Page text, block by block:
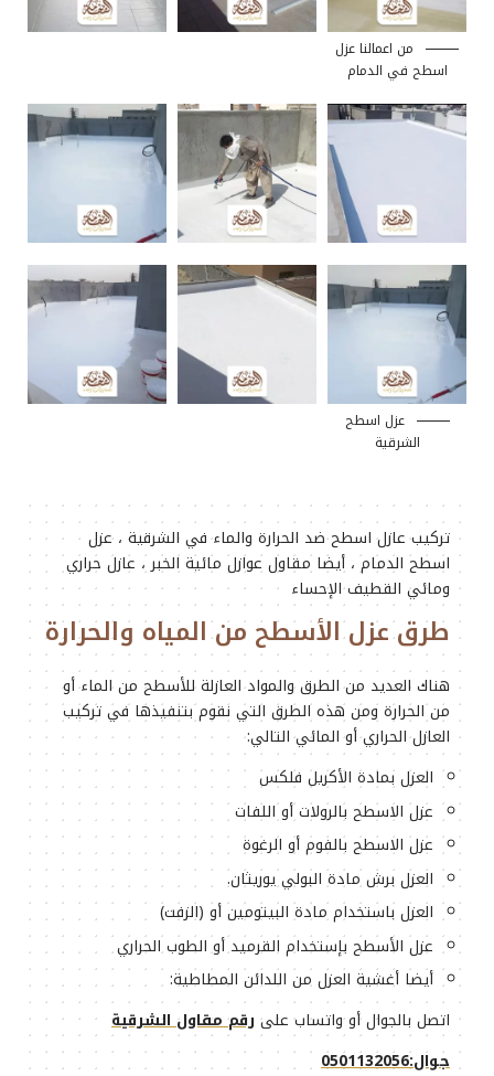
من اعمالنا عزل
اسطح في الدمام
عزل اسطح
الشرقية
تركيب عازل اسطح ضد الحرارة والماء في الشرقية ، عزل
اسطح الدمام ، أيضا مقاول عوازل مائية الخبر ، عازل حراري
ومائي القطيف الإحساء
طرق عزل الأسطح من المياه والحرارة
هناك العديد من الطرق والمواد العازلة للأسطح من الماء أو
من الحرارة ومن هذه الطرق التي نقوم بتنفيذها في تركيب
العازل الحراري أو المائي التالي:
العزل بمادة الأكريل فلكس
عزل الاسطح بالرولات أو اللفات
عزل الاسطح بالفوم أو الرغوة
العزل برش مادة البولي يوريثان.
العزل باستخدام مادة البيتومين أو (الزفت)
عزل الأسطح بإستخدام القرميد أو الطوب الحراري
أيضا أغشية العزل من اللدائن المطاطية:
اتصل بالجوال أو واتساب على رقم مقاول الشرقية
جوال:0501132056